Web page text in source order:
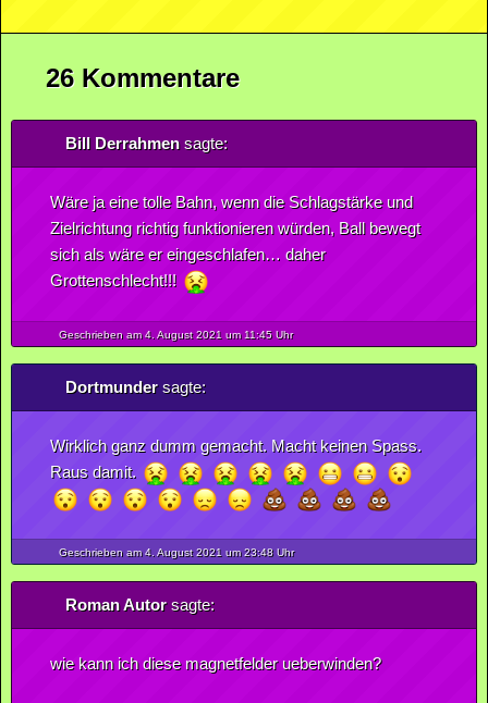
26 Kommentare
Bill Derrahmensagte:
Wäre ja eine tolle Bahn, wenn die Schlagstärke und
Zielrichtung richtig funktionieren würden, Ball bewegt
sich als wäre er eingeschlafen… daher
Grottenschlecht!!!
Geschrieben am 4. August2021 um 11:45 Uhr
Dortmundersagte:
Wirklich ganz dumm gemacht. Macht keinen Spass.
Raus damit.
Geschrieben am 4. August2021 um 23:48 Uhr
Roman Autorsagte:
wie kann ich diese magnetfelder ueberwinden?